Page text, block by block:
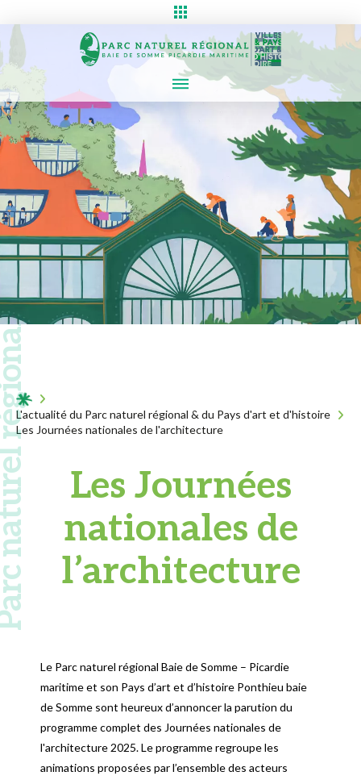
régional
Acceuil
L'actualité du Parc naturel régional & du Pays d'art et d'histoire
Les Journées nationales de l'architecture
Les Journées
nationales de
l’architecture
Le Parc naturel régional Baie de Somme – Picardie
maritime et son Pays d’art et d’histoire Ponthieu baie
de Somme sont heureux d’annoncer la parution du
programme complet des Journées nationales de
l'architecture 2025. Le programme regroupe les
animations proposées par l’ensemble des acteurs